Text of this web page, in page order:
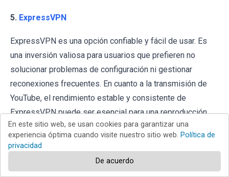
5. ExpressVPN
ExpressVPN es una opción confiable y fácil de usar. Es
una inversión valiosa para usuarios que prefieren no
solucionar problemas de configuración ni gestionar
reconexiones frecuentes. En cuanto a la transmisión de
YouTube, el rendimiento estable y consistente de
ExpressVPN puede ser esencial para una reproducción
ininterrumpida, particularmente al viajar o usar redes Wi-Fi
poco fiables.
Es necesario mencionar queningún servicio VPN puede
En este sitio web, se usan cookies para garantizar una
experiencia óptima cuando visite nuestro sitio web. Política de
privacidad
De acuerdo